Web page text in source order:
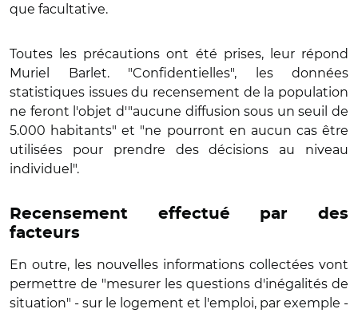
que facultative.
Toutes les précautions ont été prises, leur répond
Muriel Barlet. "Confidentielles", les données
statistiques issues du recensement de la population
ne feront l'objet d'"aucune diffusion sous un seuil de
5.000 habitants" et "ne pourront en aucun cas être
utilisées pour prendre des décisions au niveau
individuel".
Recensement effectué par des
facteurs
En outre, les nouvelles informations collectées vont
permettre de "mesurer les questions d'inégalités de
situation" - sur le logement et l'emploi, par exemple -